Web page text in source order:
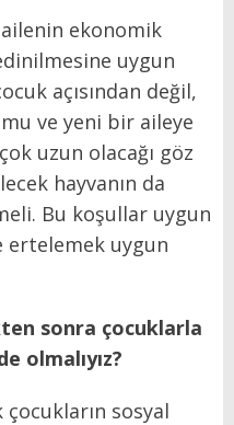
ailenin ekonomik
uygun
açısından değil,
ve yeni bir aileye
uzun olacağı göz
hayvanın da
Bu koşullar uygun
ertelemek uygun
sonra çocuklarla
olmalıyız?
sosyal